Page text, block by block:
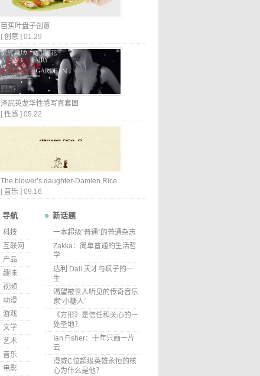
芭蕉叶盘子创意
[ 创意 ] 01.29
泽尻英龙华性感写真套图
[ 性感 ] 05.22
The blower’s daughter-Damien Rice
[ 音乐 ] 09.16
导航
科技
互联网
产品
趣味
视频
动漫
游戏
文学
艺术
音乐
电影
新话题
一本超级“普通”的普通杂志
Zakka：简单普通的生活哲
学
达利 Dali 天才与疯子的一
生
渴望被世人听见的传奇音乐
家“小糖人”
《方形》是信任和关心的一
处圣地？
Ian Fisher：十年只画一片
云
漫威C位超级英雄永恒的核
心为什么是他？